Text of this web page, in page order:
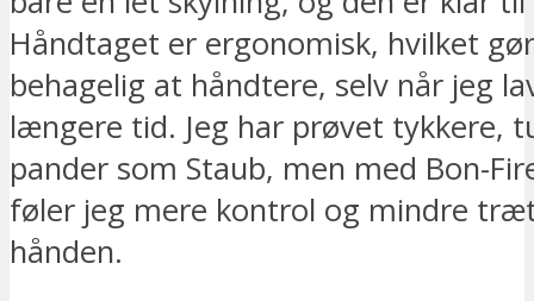
Håndtaget er ergonomisk, hvilket
behagelig at håndtere, selv når jeg
længere tid. Jeg har prøvet tykkere,
pander som Staub, men med Bon-
føler jeg mere kontrol og mindre
hånden.